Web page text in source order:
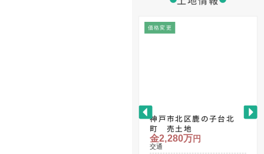
価格変更
神戸市北区鹿の子台北
町 売土地
金2,280万円
交通